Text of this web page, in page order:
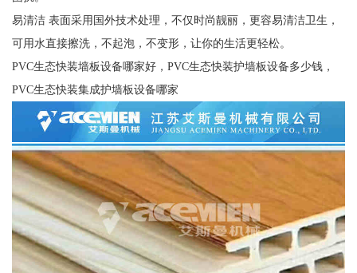
易清洁 表面采用国外技术处理，不仅时尚靓丽，更容易清洁卫生，
可用水直接擦洗，不起泡，不变形，让你的生活更轻松。
PVC生态快装墙板设备哪家好，PVC生态快装护墙板设备多少钱，
PVC生态快装集成护墙板设备哪家